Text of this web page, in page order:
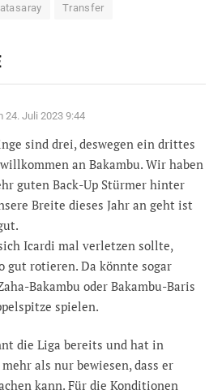
Transfer
24. Juli 2023 9:44
sind drei, deswegen ein drittes
an Bakambu. Wir haben
guten Back-Up Stürmer hinter
Breite dieses Jahr an geht ist
Icardi mal verletzen sollte,
gut rotieren. Da könnte sogar
Bakambu oder Bakambu-Baris
spielen.
die Liga bereits und hat in
als nur bewiesen, dass er
kann. Für die Konditionen